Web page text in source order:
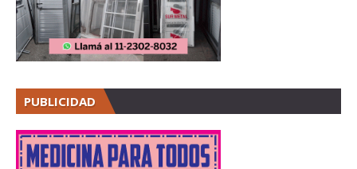
PUBLICIDAD